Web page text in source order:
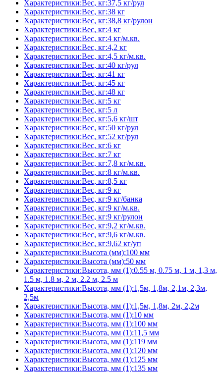
Характеристики:Вес, кг:37,5 кг/рул
Характеристики:Вес, кг:38 кг
Характеристики:Вес, кг:38,8 кг/рулон
Характеристики:Вес, кг:4 кг
Характеристики:Вес, кг:4 кг/м.кв.
Характеристики:Вес, кг:4,2 кг
Характеристики:Вес, кг:4,5 кг/м.кв.
Характеристики:Вес, кг:40 кг/рул
Характеристики:Вес, кг:41 кг
Характеристики:Вес, кг:45 кг
Характеристики:Вес, кг:48 кг
Характеристики:Вес, кг:5 кг
Характеристики:Вес, кг:5 л
Характеристики:Вес, кг:5,6 кг/шт
Характеристики:Вес, кг:50 кг/рул
Характеристики:Вес, кг:52 кг/рул
Характеристики:Вес, кг:6 кг
Характеристики:Вес, кг:7 кг
Характеристики:Вес, кг:7,8 кг/м.кв.
Характеристики:Вес, кг:8 кг/м.кв.
Характеристики:Вес, кг:8,5 кг
Характеристики:Вес, кг:9 кг
Характеристики:Вес, кг:9 кг/банка
Характеристики:Вес, кг:9 кг/м.кв.
Характеристики:Вес, кг:9 кг/рулон
Характеристики:Вес, кг:9,2 кг/м.кв.
Характеристики:Вес, кг:9,6 кг/м.кв.
Характеристики:Вес, кг:9,62 кг/уп
Характеристики:Высота (мм):100 мм
Характеристики:Высота (мм):50 мм
Характеристики:Высота, мм (1):0.55 м, 0.75 м, 1 м, 1,3 м,
1.5 м, 1.8 м, 2 м, 2.2 м, 2.5 м
Характеристики:Высота, мм (1):1,5м, 1,8м, 2,1м, 2,3м,
2,5м
Характеристики:Высота, мм (1):1,5м, 1,8м, 2м, 2,2м
Характеристики:Высота, мм (1):10 мм
Характеристики:Высота, мм (1):100 мм
Характеристики:Высота, мм (1):11,5 мм
Характеристики:Высота, мм (1):119 мм
Характеристики:Высота, мм (1):120 мм
Характеристики:Высота, мм (1):125 мм
Характеристики:Высота, мм (1):135 мм